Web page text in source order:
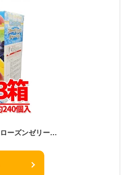
フルーツミックスシャーベット 雪国アグリ フローズンゼリーミックス 3箱セット ( 約240個 ) コストコ 通販 送料無料